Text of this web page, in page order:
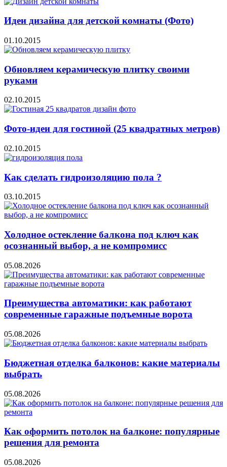
Идеи дизайна для детской комнаты (Фото)
01.10.2015
Обновляем керамическую плитку своими
руками
02.10.2015
Фото-идеи для гостиной (25 квадратных метров)
02.10.2015
Как сделать гидроизоляцию пола ?
03.10.2015
Холодное остекление балкона под ключ как
осознанный выбор, а не компромисс
05.08.2026
Преимущества автоматики: как работают
современные гаражные подъемные ворота
05.08.2026
Бюджетная отделка балконов: какие материалы
выбрать
05.08.2026
Как оформить потолок на балконе: популярные
решения для ремонта
05.08.2026